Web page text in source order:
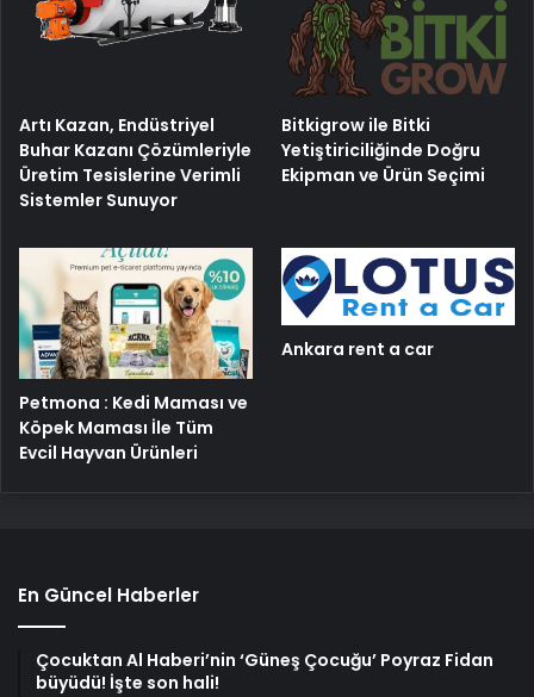
Artı Kazan, Endüstriyel
Buhar Kazanı Çözümleriyle
Üretim Tesislerine Verimli
Sistemler Sunuyor
Bitkigrow ile Bitki
Yetiştiriciliğinde Doğru
Ekipman ve Ürün Seçimi
Petmona : Kedi Maması ve
Köpek Maması İle Tüm
Evcil Hayvan Ürünleri
Ankara rent a car
En Güncel Haberler
Çocuktan Al Haberi’nin ‘Güneş Çocuğu’ Poyraz Fidan
büyüdü! İşte son hali!